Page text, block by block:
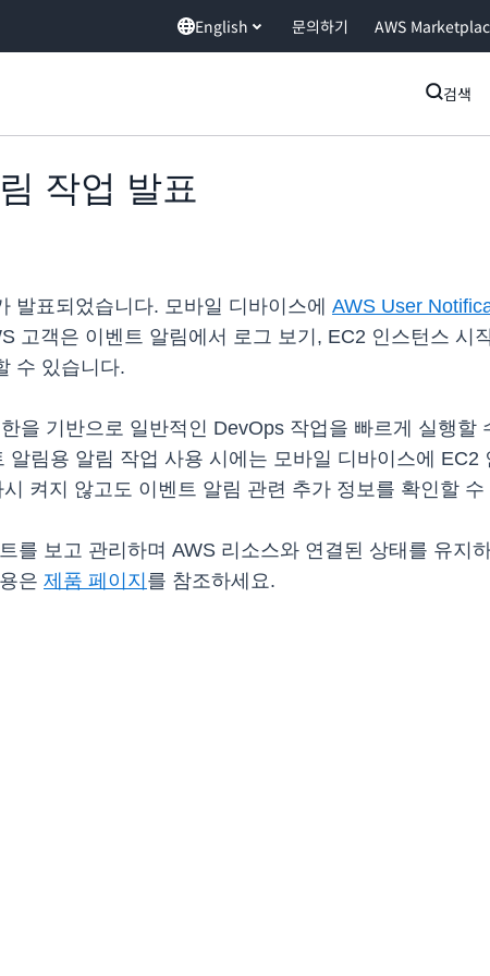
English 문의하기 AWS
검색
작업 발표
발표되었습니다. 모바일 디바이스에 AWS User
고객은 이벤트 알림에서 로그 보기, EC2 인스턴스 시
수 있습니다.
기반으로 일반적인 DevOps 작업을 빠르게 실행할
림용 알림 작업 사용 시에는 모바일 디바이스에 EC2
켜지 않고도 이벤트 알림 관련 추가 정보를 확인할 수
를 보고 관리하며 AWS 리소스와 연결된 상태를 유지
은 제품 페이지 를 참조하세요.